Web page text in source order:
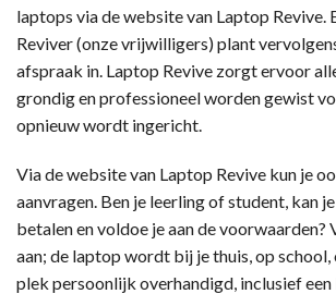
laptops via de website van Laptop Revive.
Reviver (onze vrijwilligers) plant
afspraak in. Laptop Revive zorgt ervoor
grondig en professioneel worden gewist
opnieuw wordt ingericht.
Via de website van Laptop Revive kun je
aanvragen. Ben je leerling of student, kan
betalen en voldoe je aan de voorwaarden?
aan; de laptop wordt bij je thuis, op
plek persoonlijk overhandigd, inclusief